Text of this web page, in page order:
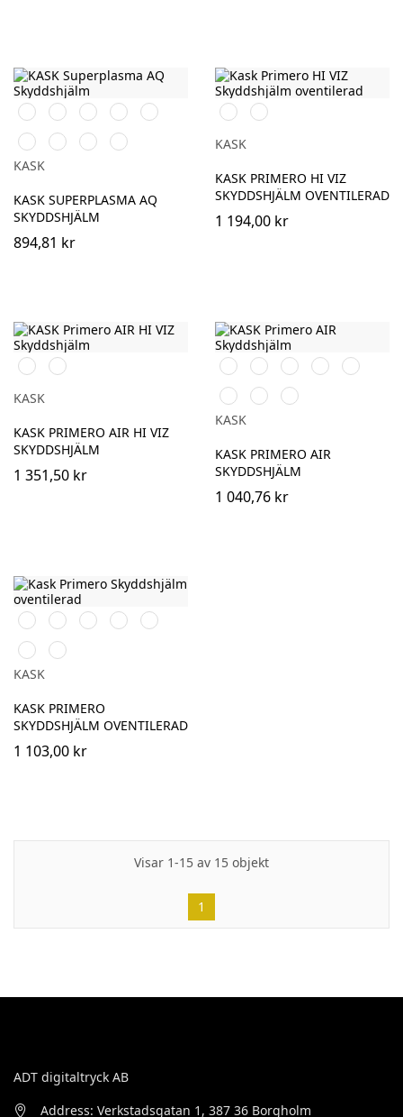
Orange
Svart Vit Röd
Blå
Gul
Grön Mörkgrön
Ljusblå
KASK
KASK SUPERPLASMA AQ
SKYDDSHJÄLM
894,81 kr
Vit
Gul
KASK
KASK PRIMERO HI VIZ
SKYDDSHJÄLM OVENTILERAD
1 194,00 kr
Vit
Gul
KASK
KASK PRIMERO AIR HI VIZ
SKYDDSHJÄLM
1 351,50 kr
Orange
Svart Vit Röd
Blå
Gul
Grön Ljusblå
KASK
KASK PRIMERO AIR
SKYDDSHJÄLM
1 040,76 kr
Orange
Svart Vit Röd
Blå
Gul
Grön
KASK
KASK PRIMERO
SKYDDSHJÄLM OVENTILERAD
1 103,00 kr
Visar 1-15 av 15 objekt
1
ADT digitaltryck AB
Address: Verkstadsgatan 1, 387 36 Borgholm